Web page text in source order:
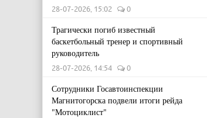
28-07-2026, 15:02 0
Трагически погиб известный
баскетбольный тренер и спортивный
руководитель
28-07-2026, 14:54 0
Сотрудники Госавтоинспекции
Магнитогорска подвели итоги рейда
"Мотоциклист"